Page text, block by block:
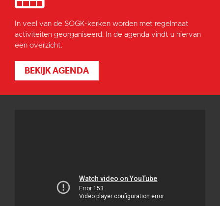
In veel van de SOGK-kerken worden met regelmaat
activiteiten georganiseerd. In de agenda vindt u hiervan
een overzicht.
BEKIJK AGENDA